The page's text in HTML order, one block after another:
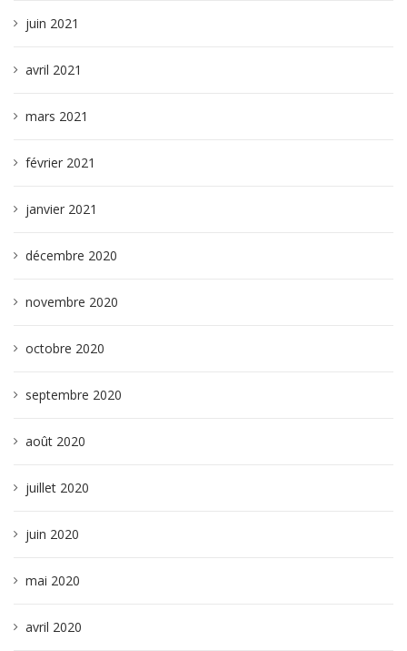
juin 2021
avril 2021
mars 2021
février 2021
janvier 2021
décembre 2020
novembre 2020
octobre 2020
septembre 2020
août 2020
juillet 2020
juin 2020
mai 2020
avril 2020